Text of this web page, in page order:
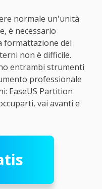
normale un'unità
è necessario
formattazione dei
non è difficile.
entrambi strumenti
professionale
EaseUS Partition
vai avanti e